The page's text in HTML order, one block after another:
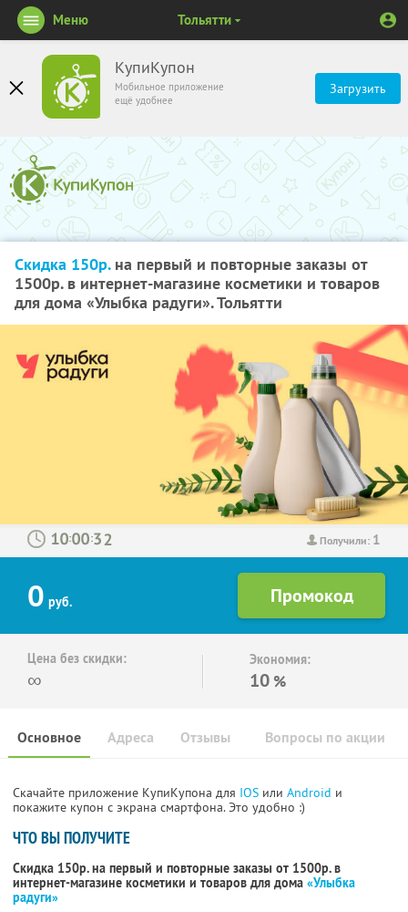
КупиКупон
Мобильное приложение
ещё удобнее
Загрузить
Меню Тольятти
Скидка 150р.на первый и повторные заказы от
1500р. в интернет-магазине косметики и товаров
для дома «Улыбка радуги». Тольятти
Получили: 1
: :
0 руб.
Цена без скидки:
∞
Экономия:
10 %
Основное Отзывы Вопросы по акции
Адреса
Скачайте приложение КупиКупона для IOS или Android и
покажите купон с экрана смартфона. Это удобно :)
ЧТО ВЫ ПОЛУЧИТЕ
Скидка 150р. на первый и повторные заказы от 1500р. в
интернет-магазине косметики и товаров для дома «Улыбка
радуги»